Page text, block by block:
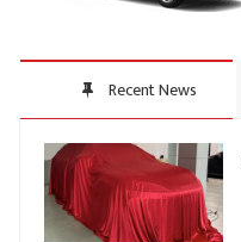
Recent News